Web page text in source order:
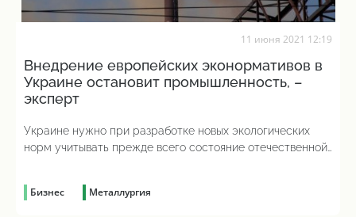
11 июня 2021 12:19
Внедрение европейских эконормативов в
Украине остановит промышленность, –
эксперт
Украине нужно при разработке новых экологических
норм учитывать прежде всего состояние отечественной
Бизнес Металлургия